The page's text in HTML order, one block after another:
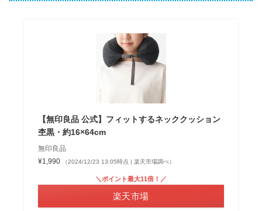
【無印良品 公式】フィットするネッククッション
杢黒・約16×64cm
無印良品
¥1,990
（2024/12/23 13:05時点 | 楽天市場調べ）
＼ポイント最大11倍！／
楽天市場